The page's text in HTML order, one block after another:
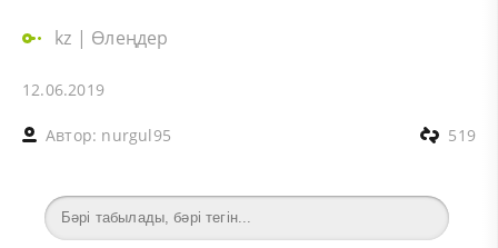
kz | Өлеңдер
12.06.2019
Автор: nurgul95 519